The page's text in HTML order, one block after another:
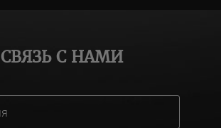
СВЯЗЬ С НАМИ